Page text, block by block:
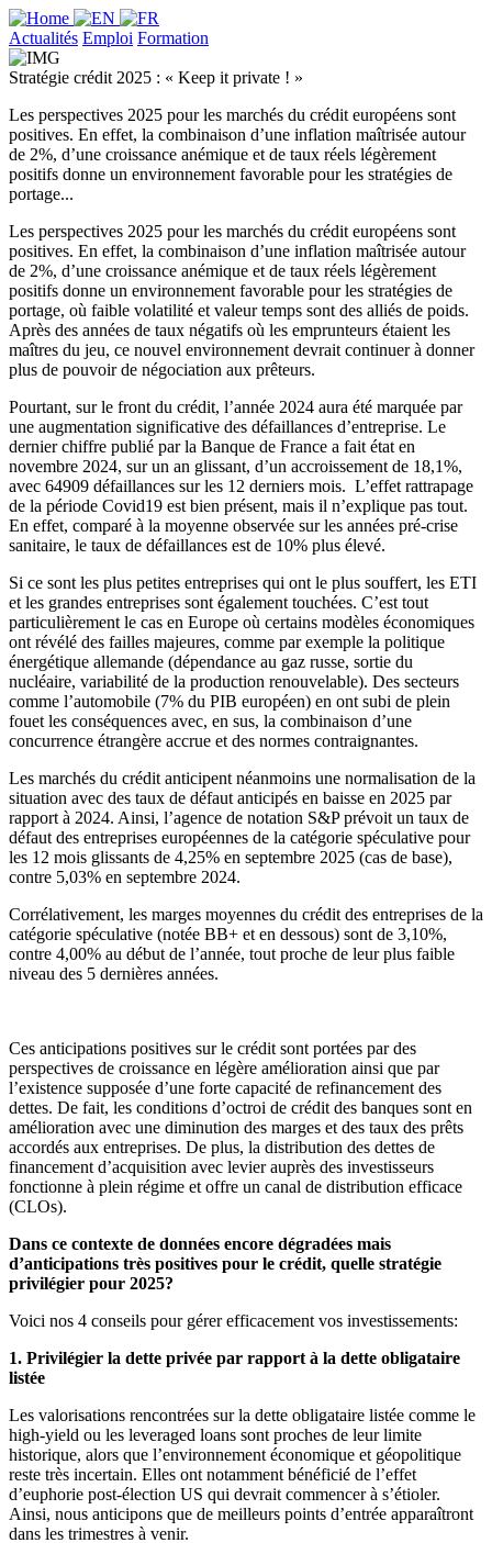
Actualités Emploi Formation
Stratégie crédit 2025 : « Keep it private ! »
Les perspectives 2025 pour les marchés du crédit européens sont
positives. En effet, la combinaison d’une inflation maîtrisée autour
de 2%, d’une croissance anémique et de taux réels légèrement
positifs donne un environnement favorable pour les stratégies de
portage...
Les perspectives 2025 pour les marchés du crédit européens sont
positives. En effet, la combinaison d’une inflation maîtrisée autour
de 2%, d’une croissance anémique et de taux réels légèrement
positifs donne un environnement favorable pour les stratégies de
portage, où faible volatilité et valeur temps sont des alliés de poids.
Après des années de taux négatifs où les emprunteurs étaient les
maîtres du jeu, ce nouvel environnement devrait continuer à donner
plus de pouvoir de négociation aux prêteurs.
Pourtant, sur le front du crédit, l’année 2024 aura été marquée par
une augmentation significative des défaillances d’entreprise. Le
dernier chiffre publié par la Banque de France a fait état en
novembre 2024, sur un an glissant, d’un accroissement de 18,1%,
avec 64909 défaillances sur les 12 derniers mois. L’effet rattrapage
de la période Covid19 est bien présent, mais il n’explique pas tout.
En effet, comparé à la moyenne observée sur les années pré-crise
sanitaire, le taux de défaillances est de 10% plus élevé.
Si ce sont les plus petites entreprises qui ont le plus souffert, les ETI
et les grandes entreprises sont également touchées. C’est tout
particulièrement le cas en Europe où certains modèles économiques
ont révélé des failles majeures, comme par exemple la politique
énergétique allemande (dépendance au gaz russe, sortie du
nucléaire, variabilité de la production renouvelable). Des secteurs
comme l’automobile (7% du PIB européen) en ont subi de plein
fouet les conséquences avec, en sus, la combinaison d’une
concurrence étrangère accrue et des normes contraignantes.
Les marchés du crédit anticipent néanmoins une normalisation de la
situation avec des taux de défaut anticipés en baisse en 2025 par
rapport à 2024. Ainsi, l’agence de notation S&P prévoit un taux de
défaut des entreprises européennes de la catégorie spéculative pour
les 12 mois glissants de 4,25% en septembre 2025 (cas de base),
contre 5,03% en septembre 2024.
Corrélativement, les marges moyennes du crédit des entreprises de la
catégorie spéculative (notée BB+ et en dessous) sont de 3,10%,
contre 4,00% au début de l’année, tout proche de leur plus faible
niveau des 5 dernières années.
Ces anticipations positives sur le crédit sont portées par des
perspectives de croissance en légère amélioration ainsi que par
l’existence supposée d’une forte capacité de refinancement des
dettes. De fait, les conditions d’octroi de crédit des banques sont en
amélioration avec une diminution des marges et des taux des prêts
accordés aux entreprises. De plus, la distribution des dettes de
financement d’acquisition avec levier auprès des investisseurs
fonctionne à plein régime et offre un canal de distribution efficace
(CLOs).
Dans ce contexte de données encore dégradées mais
d’anticipations très positives pour le crédit, quelle stratégie
privilégier pour 2025?
Voici nos 4 conseils pour gérer efficacement vos investissements:
1. Privilégier la dette privée par rapport à la dette obligataire
listée
Les valorisations rencontrées sur la dette obligataire listée comme le
high-yield ou les leveraged loans sont proches de leur limite
historique, alors que l’environnement économique et géopolitique
reste très incertain. Elles ont notamment bénéficié de l’effet
d’euphorie post-élection US qui devrait commencer à s’étioler.
Ainsi, nous anticipons que de meilleurs points d’entrée apparaîtront
dans les trimestres à venir.